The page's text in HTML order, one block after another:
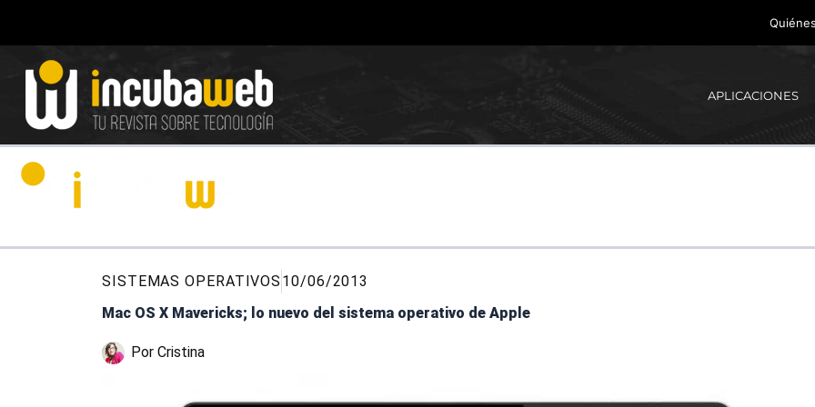
contenido
APLICACIONES
SISTEMAS OPERATIVOS 10/06/2013
Mac OS X Mavericks; lo nuevo del sistema operativo de Apple
Por Cristina